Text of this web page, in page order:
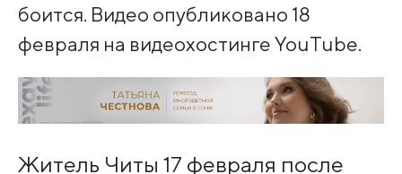
боится. Видео опубликовано 18
февраля на видеохостинге YouTube.
Житель Читы 17 февраля после